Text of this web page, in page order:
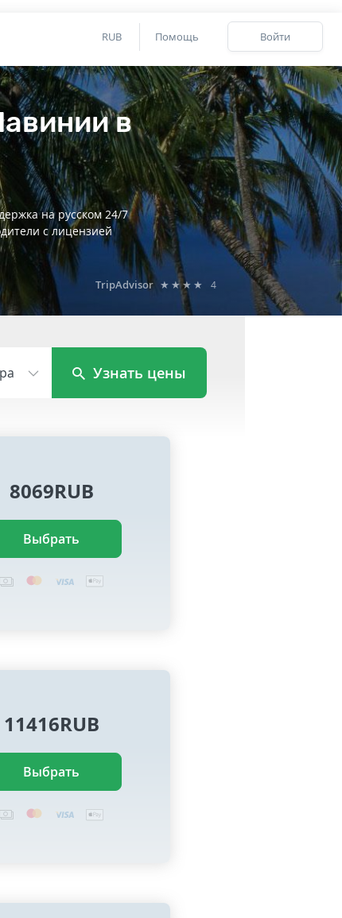
RUB Помощь Войти
в
на русском 24/7
с лицензией
TripAdvisor ★★★★ 4
Узнать цены
8069RUB
Выбрать
11416RUB
Выбрать